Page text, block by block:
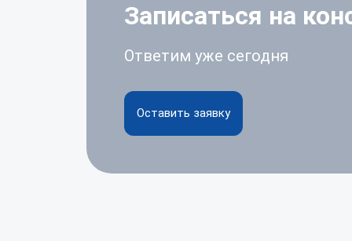
Записаться на
Ответим уже сегодня
Оставить заявку